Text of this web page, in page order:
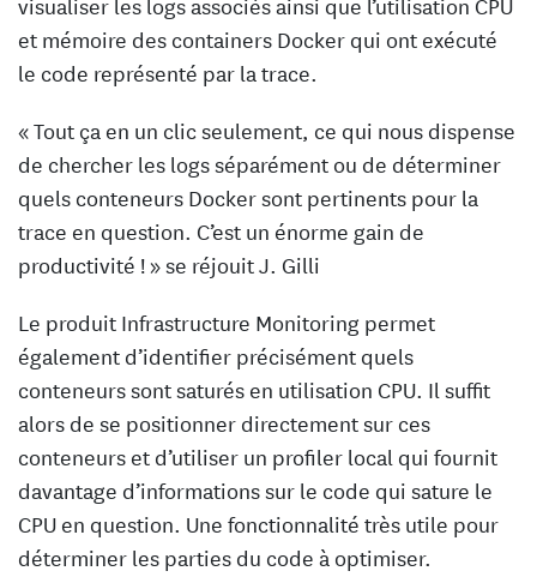
et mémoire des containers Docker qui ont exécuté
le code représenté par la trace.
« Tout ça en un clic seulement, ce qui nous dispense
de chercher les logs séparément ou de déterminer
quels conteneurs Docker sont pertinents pour la
trace en question. C’est un énorme gain de
productivité ! » se réjouit J. Gilli
Le produit Infrastructure Monitoring permet
également d’identifier précisément quels
conteneurs sont saturés en utilisation CPU. Il suffit
alors de se positionner directement sur ces
conteneurs et d’utiliser un profiler local qui fournit
davantage d’informations sur le code qui sature le
CPU en question. Une fonctionnalité très utile pour
déterminer les parties du code à optimiser.